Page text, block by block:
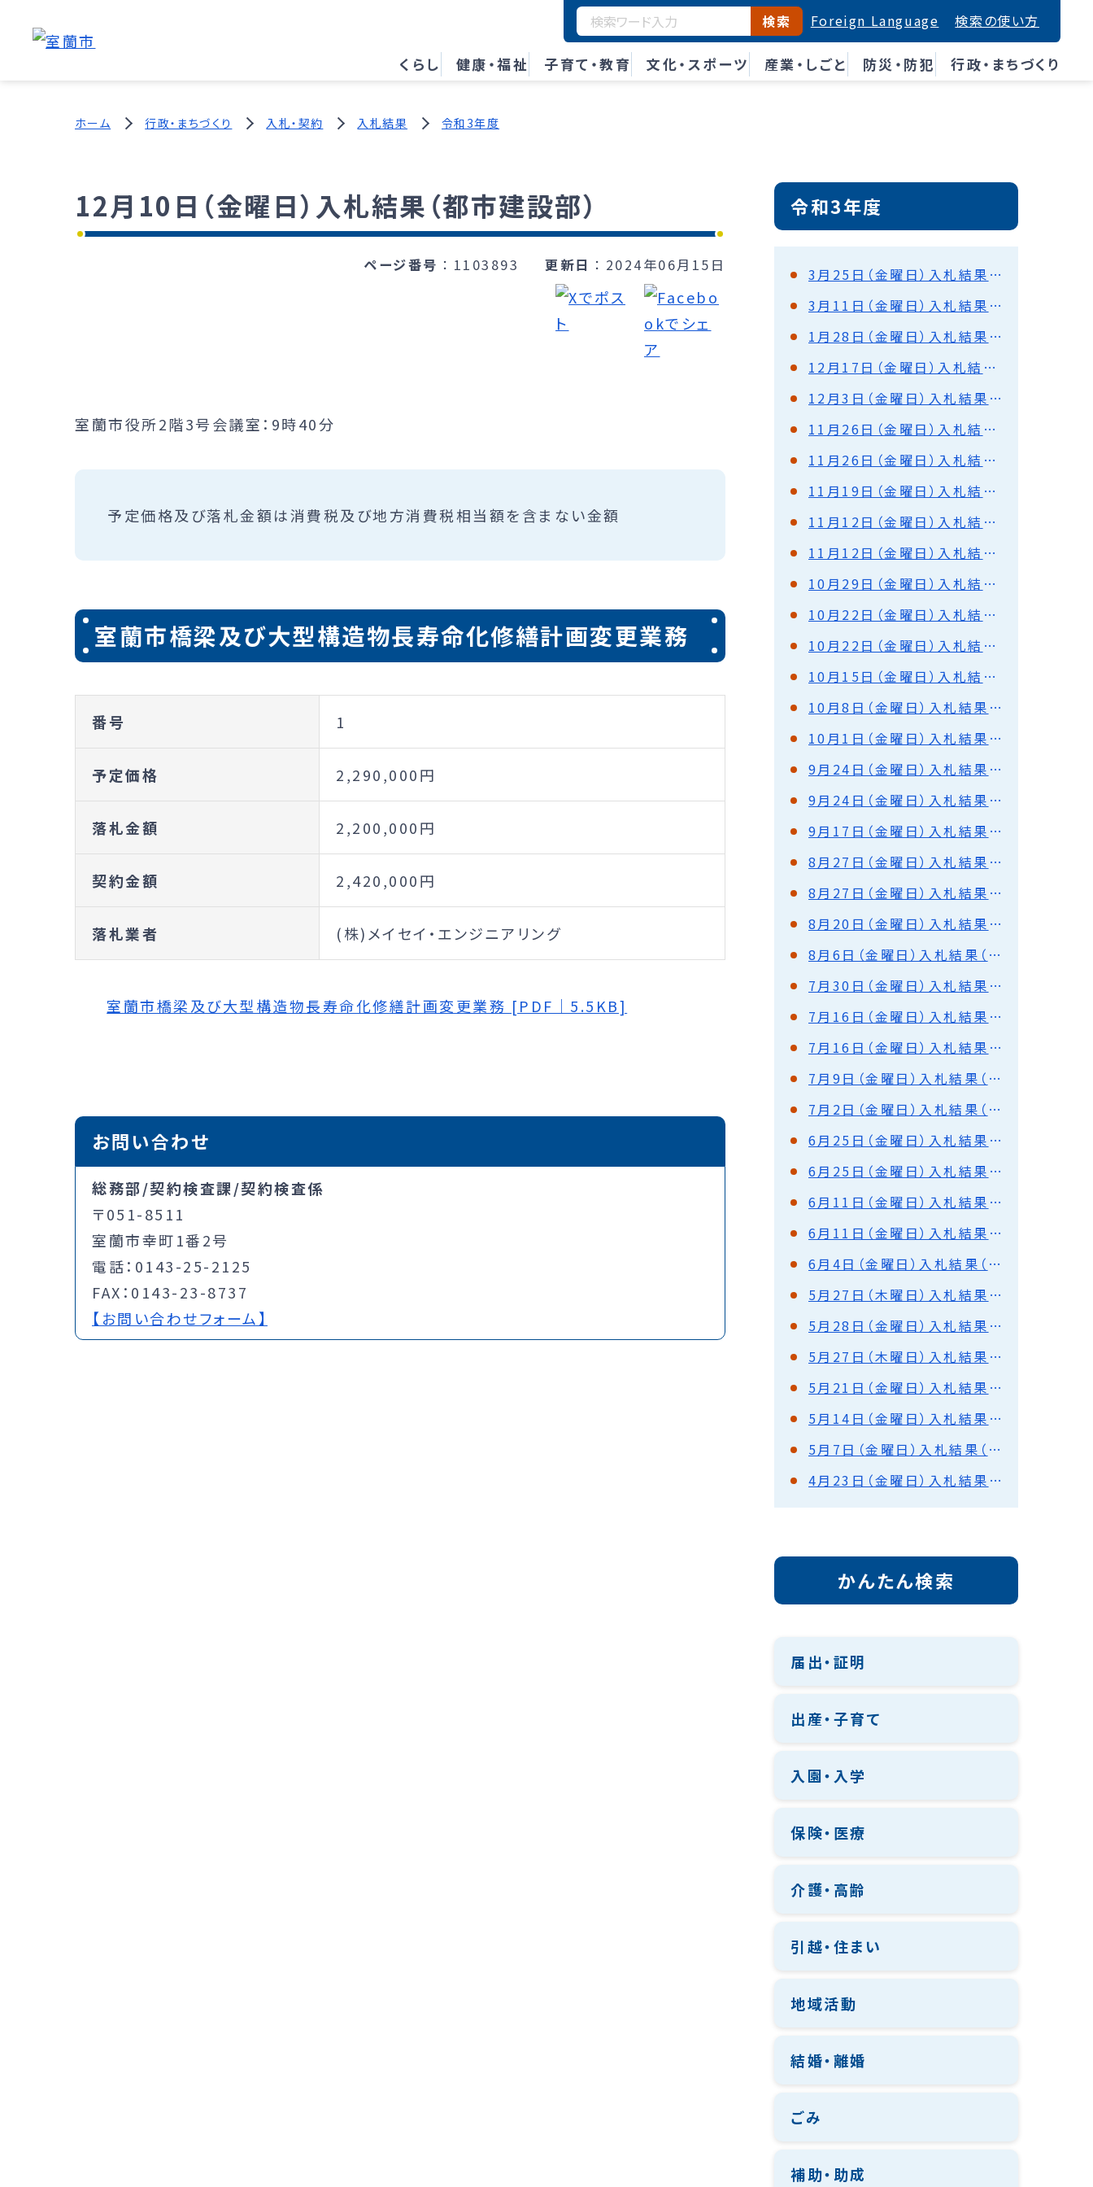
くらし 健康・福祉 子育て・教育 文化・スポーツ 産業・しごと 防災・防犯 行政・まちづくり
検索 Foreign Language 検索の使い方
ホーム 行政・まちづくり 入札・契約 入札結果 令和3年度
12月10日（金曜日）入札結果（都市建設部）
ページ番号 1103893 更新日 2024年06月15日
室蘭市役所2階3号会議室：9時40分
予定価格及び落札金額は消費税及び地方消費税相当額を含まない金額
室蘭市橋梁及び大型構造物長寿命化修繕計画変更業務
番号 1
予定価格 2,290,000円
落札金額 2,200,000円
契約金額 2,420,000円
落札業者 (株)メイセイ・エンジニアリング
室蘭市橋梁及び大型構造物長寿命化修繕計画変更業務 [PDF｜5.5KB]
お問い合わせ
総務部/契約検査課/契約検査係
〒051-8511
室蘭市幸町1番2号
電話：0143-25-2125
FAX：0143-23-8737
【お問い合わせフォーム】
令和3年度
3月25日（金曜日）入札結果（都市建設部）
3月11日（金曜日）入札結果（都市建設部）
1月28日（金曜日）入札結果（都市建設部）
12月17日（金曜日）入札結果（都市建設部）
12月3日（金曜日）入札結果（都市建設部）
11月26日（金曜日）入札結果（港湾部）
11月26日（金曜日）入札結果（都市建設部）
11月19日（金曜日）入札結果（都市建設部）
11月12日（金曜日）入札結果（港湾部）
11月12日（金曜日）入札結果（都市建設部）
10月29日（金曜日）入札結果（都市建設部）
10月22日（金曜日）入札結果（港湾部）
10月22日（金曜日）入札結果（都市建設部）
10月15日（金曜日）入札結果（都市建設部）
10月8日（金曜日）入札結果（都市建設部）
10月1日（金曜日）入札結果（都市建設部）
9月24日（金曜日）入札結果（港湾部）
9月24日（金曜日）入札結果（都市建設部）
9月17日（金曜日）入札結果（都市建設部）
8月27日（金曜日）入札結果（都市建設部）
8月27日（金曜日）入札結果（港湾部）
8月20日（金曜日）入札結果（都市建設部）
8月6日（金曜日）入札結果（都市建設部）
7月30日（金曜日）入札結果（都市建設部）
7月16日（金曜日）入札結果（都市建設部）
7月16日（金曜日）入札結果（港湾部）
7月9日（金曜日）入札結果（都市建設部）
7月2日（金曜日）入札結果（都市建設部）
6月25日（金曜日）入札結果（都市建設部）
6月25日（金曜日）入札結果（港湾部）
6月11日（金曜日）入札結果（都市建設部）
6月11日（金曜日）入札結果（港湾部）
6月4日（金曜日）入札結果（都市建設部）
5月27日（木曜日）入札結果（都市建設部）
5月28日（金曜日）入札結果（都市建設部）
5月27日（木曜日）入札結果（都市建設部）落札保留
5月21日（金曜日）入札結果（都市建設部）
5月14日（金曜日）入札結果（都市建設部）
5月7日（金曜日）入札結果（都市建設部）
4月23日（金曜日）入札結果（都市建設部）
かんたん検索
届出・証明
出産・子育て
入園・入学
保険・医療
介護・高齢
引越・住まい
地域活動
結婚・離婚
ごみ
補助・助成